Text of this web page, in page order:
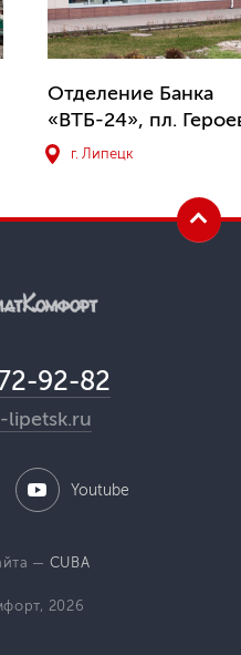
Отделение Банка
«ВТБ-24», пл.
г. Липецк
92-82
lipetsk.ru
Youtube
— CUBA
2026